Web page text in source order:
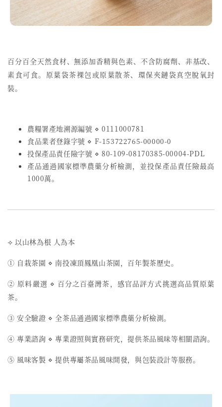
百分百全天然食材、無添加香精與色素、不含防腐劑、非基改、
素食可食。原葉袋茶裸包或原葉散茶、環保夾鏈袋真空脫氧封
裝。
農糧署產地溯源編號 ⋄ 0111000781
食品業者登錄字號 ⋄ F-153722765-00000-0
投保產品責任險字號 ⋄80-109-08170385-00004-PDL
產品通過國家標準農藥分析檢測，並投保產品責任險最高
1000萬。
⟢ 以山林為根 人為本
① 自栽茶園 ⋄ 南投凍頂鳳凰山茶園，百年製茶歷史。
② 原料嚴選 ⋄ 百分之百臺灣茶，感官品評方式挑選高品質原葉
茶。
③ 安全驗證 ⋄ 全茶品通過國家標準農藥分析檢測。
④ 專業諮詢 ⋄ 專業證照與實務研究，提供茶品風味等相關諮詢。
⑤ 風味客製 ⋄ 提供專屬茶品風味開發，與包裝設計等服務。